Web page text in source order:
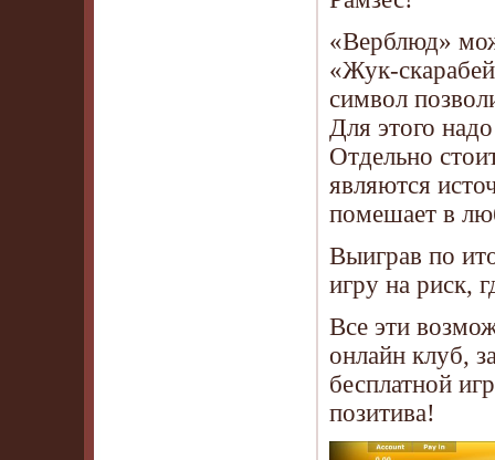
«Верблюд»
«Жук-
символ
Для этого
Отдельно
являются
помешает в
Выиграв по
игру на риск,
Все эти
онлайн клуб,
бесплатной
позитива!